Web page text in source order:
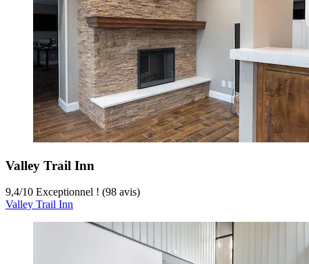
Valley Trail Inn
9,4/10 Exceptionnel ! (98 avis)
Valley Trail Inn